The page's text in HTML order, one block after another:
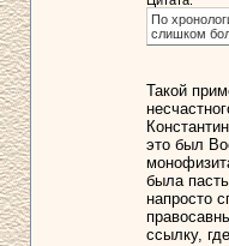
По
слишком
Такой
это был
была
напросто
ссылку,